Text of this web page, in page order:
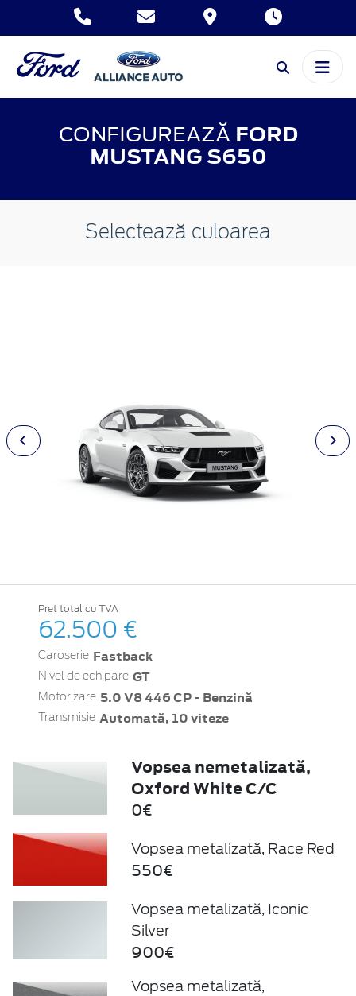
CONFIGUREAZĂ FORD
MUSTANG S650
Selectează culoarea
Pret total cu TVA
62.500 €
Caroserie Fastback
Nivel de echipare GT
Motorizare 5.0 V8 446 CP - Benzină
Transmisie Automată, 10 viteze
Vopsea nemetalizată,
Oxford White C/C
0€
Vopsea metalizată, Race Red
550€
Vopsea metalizată, Iconic
Silver
900€
Vopsea metalizată,